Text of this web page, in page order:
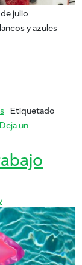
julio
y azules
Etiquetado
Deja un